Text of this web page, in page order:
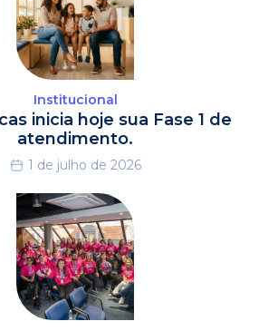
Institucional
inicia hoje sua Fase 1 de
atendimento.
1 de julho de 2026